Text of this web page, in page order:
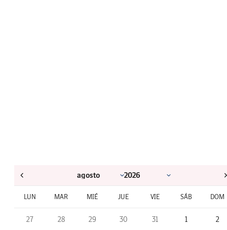
LUN MAR MIÉ JUE VIE SÁB DOM
27 28 29 30 31 1 2